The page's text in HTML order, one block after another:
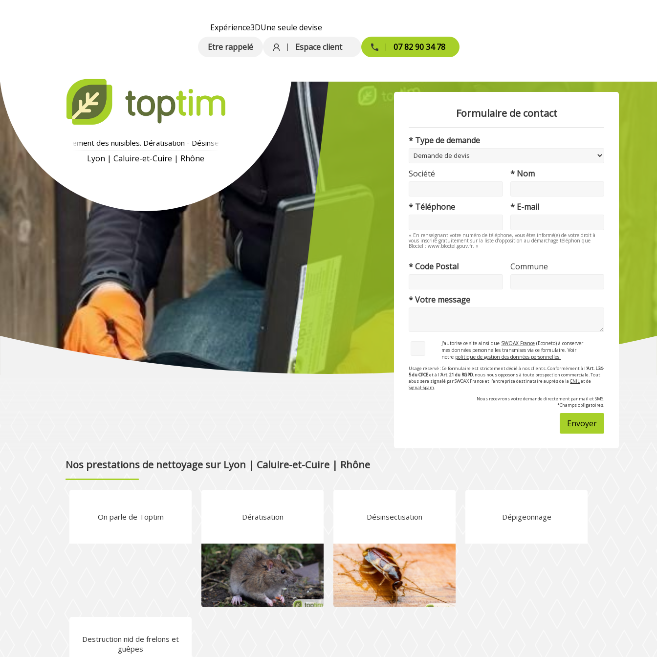
Expérience3DUne seule devise
Etre rappelé
Espace client 07 82 90 34 78
Traitement des nuisibles. Dératisation - Désinsectisation Traitement des nuisibles. Dératisation - Désinsectisation
Lyon | Caluire-et-Cuire | Rhône
Formulaire de contact
* Type de demande
Société * Nom
* Téléphone * E-mail
« En renseignant votre numéro de téléphone, vous êtes informé(e) de votre droit à
vous inscrire gratuitement sur la liste d’opposition au démarchage téléphonique
Bloctel : www.bloctel.gouv.fr. »
* Code Postal Commune
* Votre message
J'autorise ce site ainsi que SWOAX France (Econeto) à conserver
mes données personnelles transmises via ce formulaire. Voir
notre politique de gestion des données personnelles.
Usage réservé : Ce formulaire est strictement dédié à nos clients. Conformément à l'Art. L34-
5 du CPCEet à l'Art. 21 du RGPD, nous nous opposons à toute prospection commerciale. Tout
abus sera signalé par SWOAX France et l'entreprise destinataire auprès de laCNILet de
Signal-Spam.
Nous recevrons votre demande directement par mail et SMS.
*Champs obligatoires.
Envoyer
Nos prestations de nettoyage sur Lyon | Caluire-et-Cuire | Rhône
On parle de Toptim Dératisation Désinsectisation Dépigeonnage
Destruction nid de frelons et
guêpes